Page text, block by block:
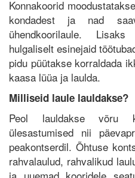
Konnakoorid
kondadest ja nad
ühendkoorilaule.
hulgaliselt esinejaid
pidu püütakse korraldada
kaasa lüüa ja laulda.
Milliseid laule lauldakse?
Peol lauldakse võru
ülesastumised nii
peakontserdil. Õhtuse
rahvalaulud, rahvalikud